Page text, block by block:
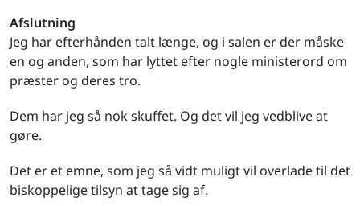
Afslutning
Jeg har efterhånden talt længe, og i salen er der måske
en og anden, som har lyttet efter nogle ministerord om
præster og deres tro.
Dem har jeg så nok skuffet. Og det vil jeg vedblive at
gøre.
Det er et emne, som jeg så vidt muligt vil overlade til det
biskoppelige tilsyn at tage sig af.